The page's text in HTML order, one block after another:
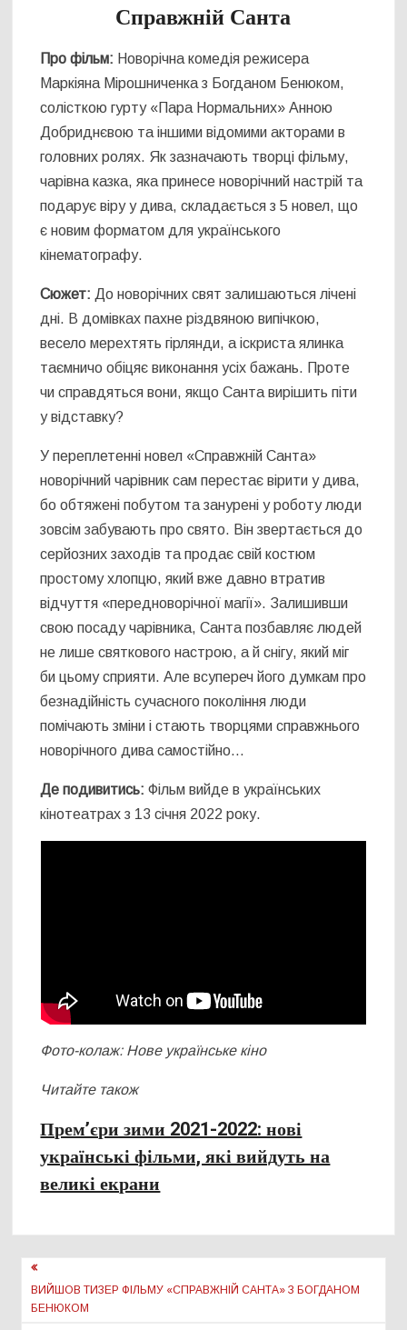
Справжній Санта
Про фільм: Новорічна комедія режисера
Маркіяна Мірошниченка з Богданом Бенюком,
солісткою гурту «Пара Нормальних» Анною
Добриднєвою та іншими відомими акторами в
головних ролях. Як зазначають творці фільму,
чарівна казка, яка принесе новорічний настрій та
подарує віру у дива, складається з 5 новел, що
є новим форматом для українського
кінематографу.
Сюжет: До новорічних свят залишаються лічені
дні. В домівках пахне різдвяною випічкою,
весело мерехтять гірлянди, а іскриста ялинка
таємничо обіцяє виконання усіх бажань. Проте
чи справдяться вони, якщо Санта вирішить піти
у відставку?
У переплетенні новел «Справжній Санта»
новорічний чарівник сам перестає вірити у дива,
бо обтяжені побутом та занурені у роботу люди
зовсім забувають про свято. Він звертається до
серйозних заходів та продає свій костюм
простому хлопцю, який вже давно втратив
відчуття «передноворічної магії». Залишивши
свою посаду чарівника, Санта позбавляє людей
не лише святкового настрою, а й снігу, який міг
би цьому сприяти. Але всупереч його думкам про
безнадійність сучасного покоління люди
помічають зміни і стають творцями справжнього
новорічного дива самостійно…
Де подивитись:Фільм вийде в українських
кінотеатрах з 13 січня 2022 року.
Фото-колаж: Нове українське кіно
Читайте також
Прем’єри зими 2021-2022: нові
українські фільми, які вийдуть на
великі екрани
Навігація
записів
ВИЙШОВ ТИЗЕР ФІЛЬМУ «СПРАВЖНІЙ САНТА» З БОГДАНОМ
БЕНЮКОМ